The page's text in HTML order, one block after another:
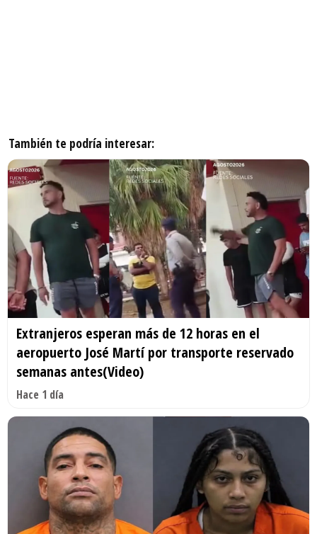
También te podría interesar:
Extranjeros esperan más de 12 horas en el
aeropuerto José Martí por transporte reservado
semanas antes(Video)
Hace 1 día